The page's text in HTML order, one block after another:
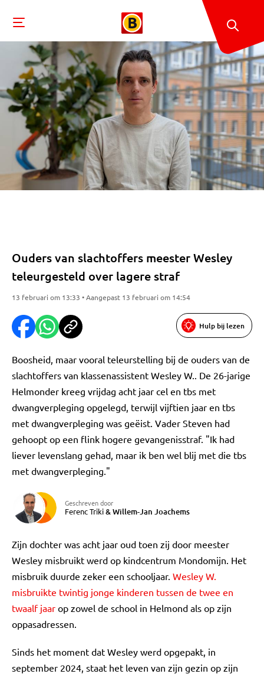
Ouders van slachtoffers meester Wesley
teleurgesteld over lagere straf
13 februari om 13:33 • Aangepast 13 februari om 14:54
Hulp bij lezen
Boosheid, maar vooral teleurstelling bij de ouders van de
slachtoffers van klassenassistent Wesley W.. De 26-jarige
Helmonder kreeg vrijdag acht jaar cel en tbs met
dwangverpleging opgelegd, terwijl vijftien jaar en tbs
met dwangverpleging was geëist. Vader Steven had
gehoopt op een flink hogere gevangenisstraf. "Ik had
liever levenslang gehad, maar ik ben wel blij met die tbs
met dwangverpleging."
Geschreven door
Ferenc Triki&Willem-Jan Joachems
Zijn dochter was acht jaar oud toen zij door meester
Wesley misbruikt werd op kindcentrum Mondomijn. Het
misbruik duurde zeker een schooljaar. Wesley W.
misbruikte twintig jonge kinderen tussen de twee en
twaalf jaar op zowel de school in Helmond als op zijn
oppasadressen.
Sinds het moment dat Wesley werd opgepakt, in
september 2024, staat het leven van zijn gezin op zijn